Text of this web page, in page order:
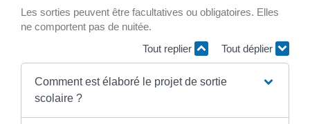
Les sorties peuvent être facultatives ou obligatoires. Elles
ne comportent pas de nuitée.
Tout replier
Tout déplier
Comment est élaboré le projet de sortie
scolaire ?